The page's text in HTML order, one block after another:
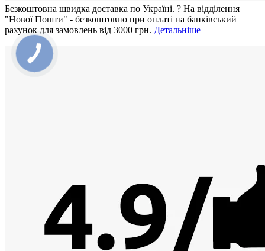
Безкоштовна швидка доставка по Україні. ? На відділення
"Нової Пошти" - безкоштовно при оплаті на банківський
рахунок для замовлень від 3000 грн. Детальніше